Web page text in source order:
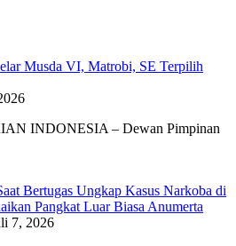
Musda VI, Matrobi, SE Terpilih
INDONESIA – Dewan Pimpinan
Bertugas Ungkap Kasus Narkoba di
Pangkat Luar Biasa Anumerta
7, 2026